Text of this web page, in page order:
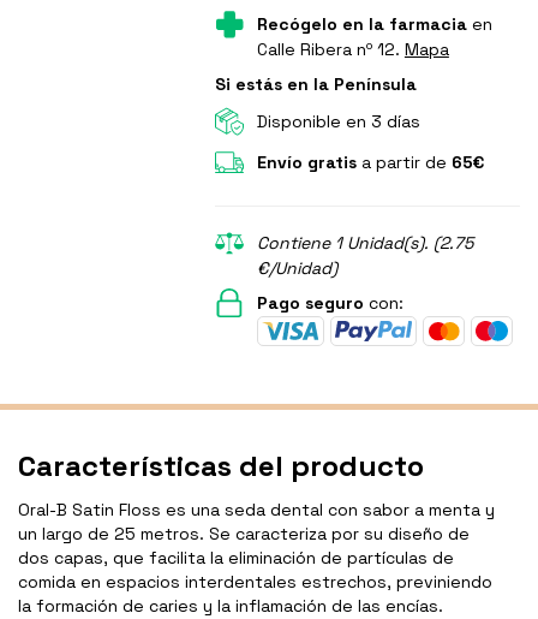
Recógelo en la farmaciaen
Calle Ribera nº 12. Mapa
Si estás en la Península
Disponible en 3 días
Envío gratisa partir de 65€
Contiene 1 Unidad(s). (2.75
€/Unidad)
Pago seguro con:
Características del producto
Oral-B Satin Floss es una seda dental con sabor a menta y
un largo de 25 metros. Se caracteriza por su diseño de
dos capas, que facilita la eliminación de partículas de
comida en espacios interdentales estrechos, previniendo
la formación de caries y la inflamación de las encías.